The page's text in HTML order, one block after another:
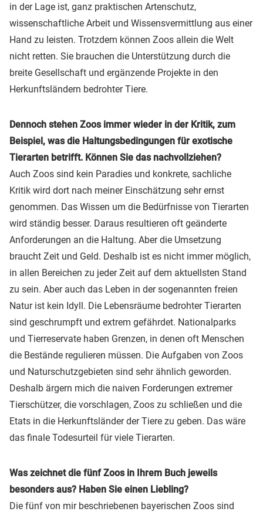
in der Lage ist, ganz praktischen Artenschutz,
wissenschaftliche Arbeit und Wissensvermittlung aus einer
Hand zu leisten. Trotzdem können Zoos allein die Welt
nicht retten. Sie brauchen die Unterstützung durch die
breite Gesellschaft und ergänzende Projekte in den
Herkunftsländern bedrohter Tiere.
Dennoch stehen Zoos immer wieder in der Kritik, zum
Beispiel, was die Haltungsbedingungen für exotische
Tierarten betrifft. Können Sie das nachvollziehen?
Auch Zoos sind kein Paradies und konkrete, sachliche
Kritik wird dort nach meiner Einschätzung sehr ernst
genommen. Das Wissen um die Bedürfnisse von Tierarten
wird ständig besser. Daraus resultieren oft geänderte
Anforderungen an die Haltung. Aber die Umsetzung
braucht Zeit und Geld. Deshalb ist es nicht immer möglich,
in allen Bereichen zu jeder Zeit auf dem aktuellsten Stand
zu sein. Aber auch das Leben in der sogenannten freien
Natur ist kein Idyll. Die Lebensräume bedrohter Tierarten
sind geschrumpft und extrem gefährdet. Nationalparks
und Tierreservate haben Grenzen, in denen oft Menschen
die Bestände regulieren müssen. Die Aufgaben von Zoos
und Naturschutzgebieten sind sehr ähnlich geworden.
Deshalb ärgern mich die naiven Forderungen extremer
Tierschützer, die vorschlagen, Zoos zu schließen und die
Etats in die Herkunftsländer der Tiere zu geben. Das wäre
das finale Todesurteil für viele Tierarten.
Was zeichnet die fünf Zoos in Ihrem Buch jeweils
besonders aus? Haben Sie einen Liebling?
Die fünf von mir beschriebenen bayerischen Zoos sind